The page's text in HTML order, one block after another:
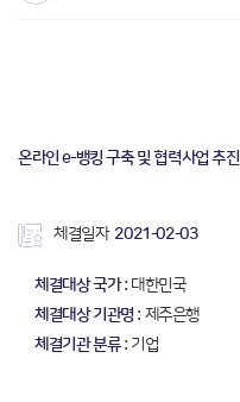
온라인 e-뱅킹 구축 및 협력사업 추진
체결대상 국가 : 대한민국
체결대상 기관명 : 제주은행
체결기관 분류 : 기업
체결일자 2021-02-03